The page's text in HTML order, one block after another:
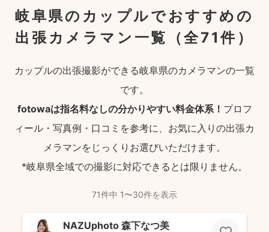
岐阜県のカップルでおすすめの
出張カメラマン一覧
（全71件）
カップルの出張撮影ができる岐阜県のカメラマンの一覧
です。
fotowaは指名料なしの分かりやすい料金体系！ プロフ
ィール・写真例・口コミを参考に、お気に入りの出張カ
メラマンをじっくりお選びいただけます。
*岐阜県全域での撮影に対応できるとは限りません。
71件中 1〜30件を表示
NAZUphoto 森下なつ美